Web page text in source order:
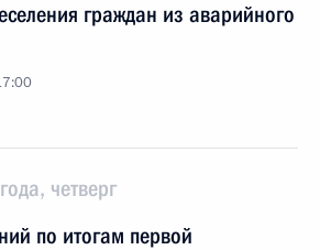
граждан из аварийного
четверг
по итогам первой